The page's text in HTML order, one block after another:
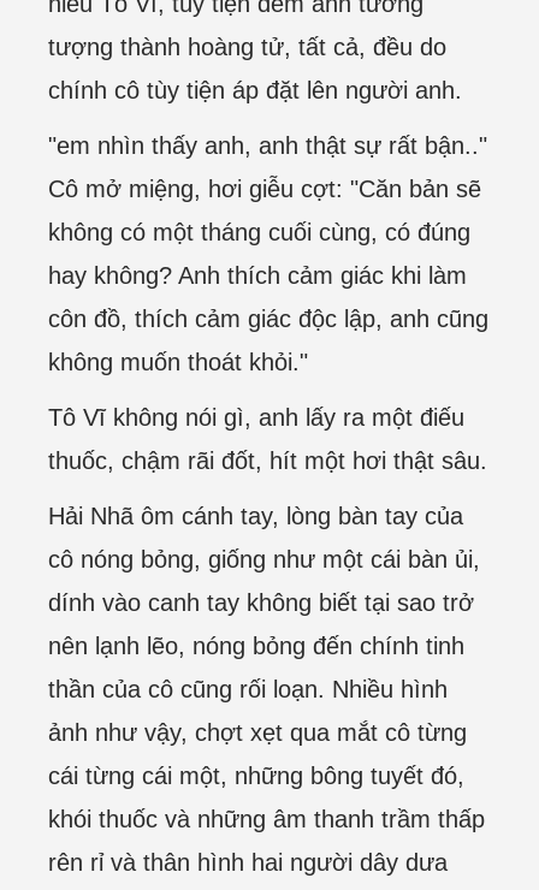
tượng thành hoàng tử, tất cả, đều do
chính cô tùy tiện áp đặt lên người anh.
"em nhìn thấy anh, anh thật sự rất bận.."
Cô mở miệng, hơi giễu cợt: "Căn bản sẽ
không có một tháng cuối cùng, có đúng
hay không? Anh thích cảm giác khi làm
côn đồ, thích cảm giác độc lập, anh cũng
không muốn thoát khỏi."
Tô Vĩ không nói gì, anh lấy ra một điếu
thuốc, chậm rãi đốt, hít một hơi thật sâu.
Hải Nhã ôm cánh tay, lòng bàn tay của
cô nóng bỏng, giống như một cái bàn ủi,
dính vào canh tay không biết tại sao trở
nên lạnh lẽo, nóng bỏng đến chính tinh
thần của cô cũng rối loạn. Nhiều hình
ảnh như vậy, chợt xẹt qua mắt cô từng
cái từng cái một, những bông tuyết đó,
khói thuốc và những âm thanh trầm thấp
rên rỉ và thân hình hai người dây dưa